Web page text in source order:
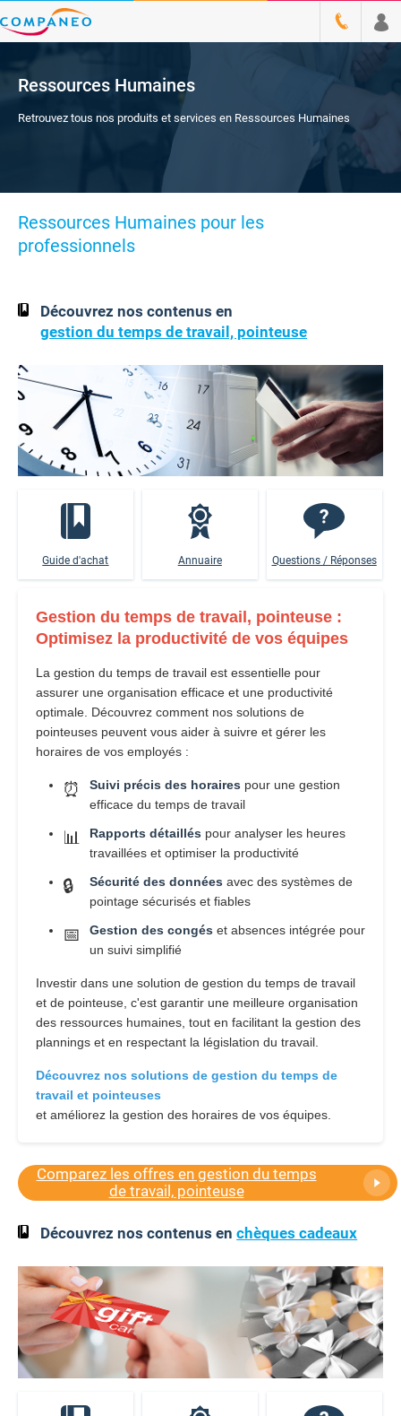
Ressources Humaines
Retrouvez tous nos produits et services en Ressources Humaines
Ressources Humaines pour les
professionnels
Découvrez nos contenus en
gestion du temps de travail, pointeuse
Guide d'achat Annuaire Questions / Réponses
Gestion du temps de travail, pointeuse :
Optimisez la productivité de vos équipes
La gestion du temps de travail est essentielle pour
assurer une organisation efficace et une productivité
optimale. Découvrez comment nos solutions de
pointeuses peuvent vous aider à suivre et gérer les
horaires de vos employés :
⏰ Suivi précis des horaires pour une gestion
efficace du temps de travail
📊 Rapports détaillés pour analyser les heures
travaillées et optimiser la productivité
🔒 Sécurité des données avec des systèmes de
pointage sécurisés et fiables
📅 Gestion des congés et absences intégrée pour
un suivi simplifié
Investir dans une solution de gestion du temps de travail
et de pointeuse, c'est garantir une meilleure organisation
des ressources humaines, tout en facilitant la gestion des
plannings et en respectant la législation du travail.
Découvrez nos solutions de gestion du temps de
travail et pointeuses
et améliorez la gestion des horaires de vos équipes.
Comparez les offres en gestion du temps
de travail, pointeuse
Découvrez nos contenus enchèques cadeaux